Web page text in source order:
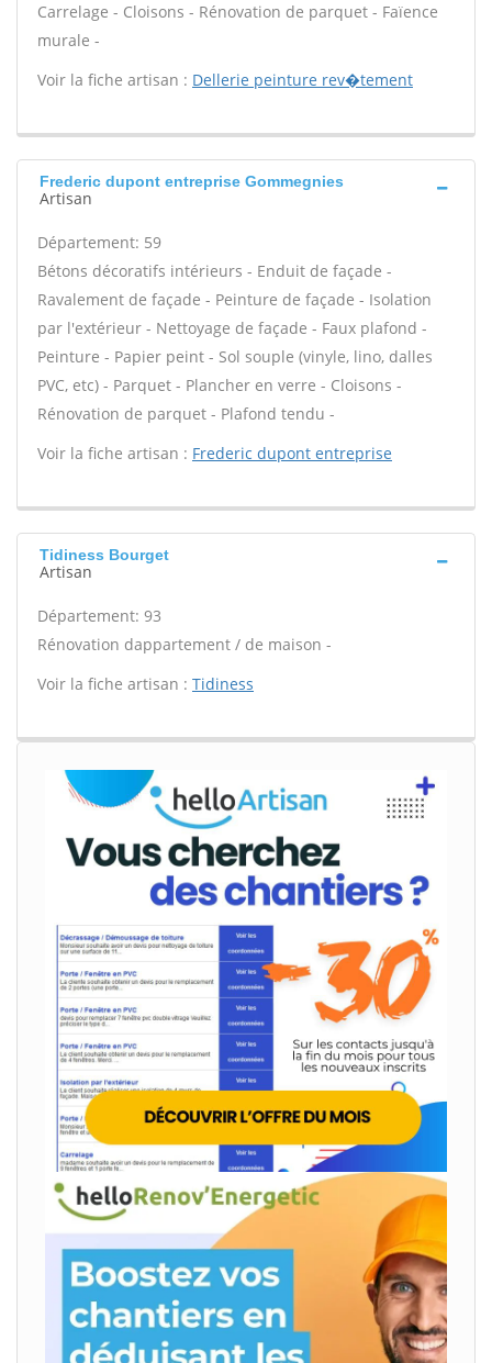
Carrelage - Cloisons - Rénovation de parquet - Faïence
murale -
Voir la fiche artisan : Dellerie peinture rev�tement
Frederic dupont entreprise Gommegnies
Artisan
Département: 59
Bétons décoratifs intérieurs - Enduit de façade -
Ravalement de façade - Peinture de façade - Isolation
par l'extérieur - Nettoyage de façade - Faux plafond -
Peinture - Papier peint - Sol souple (vinyle, lino, dalles
PVC, etc) - Parquet - Plancher en verre - Cloisons -
Rénovation de parquet - Plafond tendu -
Voir la fiche artisan : Frederic dupont entreprise
Tidiness Bourget
Artisan
Département: 93
Rénovation dappartement / de maison -
Voir la fiche artisan : Tidiness